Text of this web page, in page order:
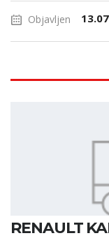
Objavljen
RENAULT